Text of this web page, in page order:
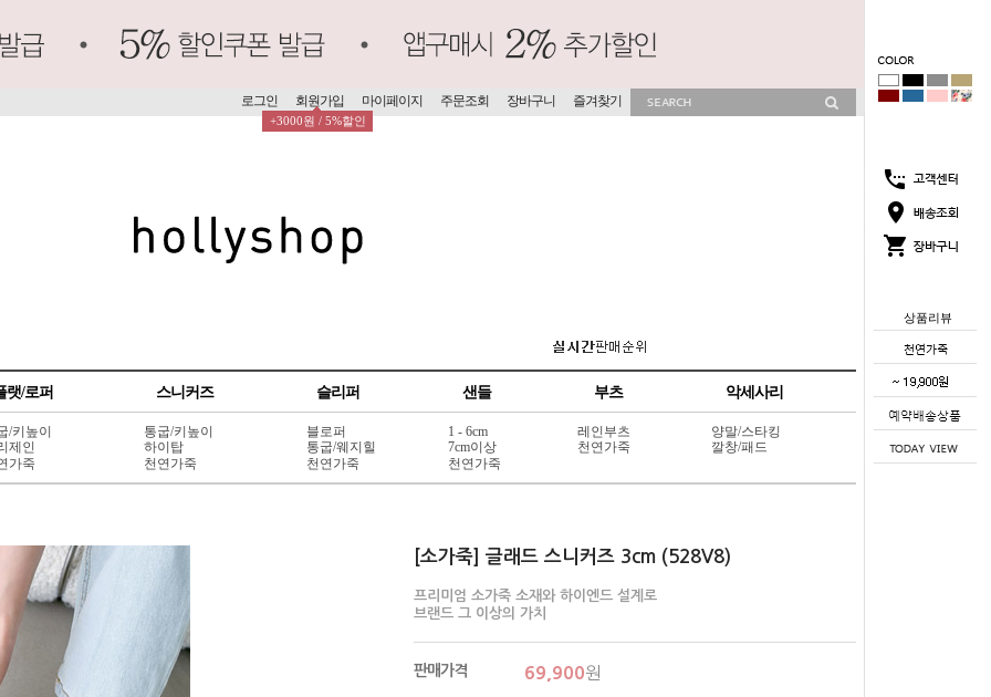
상품리뷰
로그인 회원가입
+3000원 / 5%할인
마이페이지 주문조회 장바구니 즐겨찾기
랫/로퍼 스니커즈 슬리퍼 샌들 부츠 악세사리
/키높이
제인
가죽
통굽/키높이
하이탑
천연가죽
블로퍼
통굽/웨지힐
천연가죽
1 - 6cm
7cm이상
천연가죽
레인부츠
천연가죽
양말/스타킹
깔창/패드
[소가죽] 글래드 스니커즈 3cm (528V8)
프리미엄 소가죽 소재와 하이엔드 설계로
브랜드 그 이상의 가치
판매가격 69,900원